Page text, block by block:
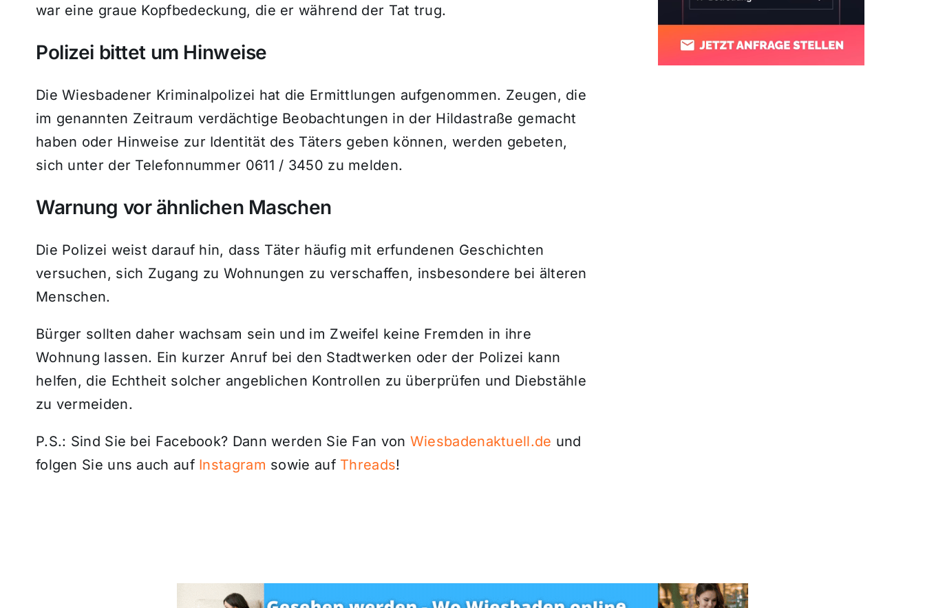
war eine graue Kopfbedeckung, die er während der Tat trug.
Polizei bittet um Hinweise
Die Wiesbadener Kriminalpolizei hat die Ermittlungen aufgenommen. Zeugen, die
im genannten Zeitraum verdächtige Beobachtungen in der Hildastraße gemacht
haben oder Hinweise zur Identität des Täters geben können, werden gebeten,
sich unter der Telefonnummer 0611 / 3450 zu melden.
Warnung vor ähnlichen Maschen
Die Polizei weist darauf hin, dass Täter häufig mit erfundenen Geschichten
versuchen, sich Zugang zu Wohnungen zu verschaffen, insbesondere bei älteren
Menschen.
Bürger sollten daher wachsam sein und im Zweifel keine Fremden in ihre
Wohnung lassen. Ein kurzer Anruf bei den Stadtwerken oder der Polizei kann
helfen, die Echtheit solcher angeblichen Kontrollen zu überprüfen und Diebstähle
zu vermeiden.
P.S.: Sind Sie bei Facebook? Dann werden Sie Fan von Wiesbadenaktuell.de und
folgen Sie uns auch auf Instagram sowie auf Threads!